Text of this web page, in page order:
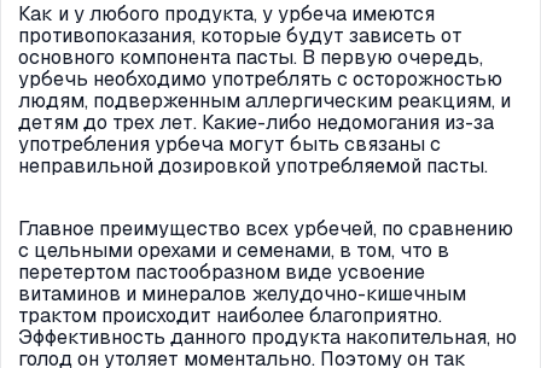
Как и у любого продукта, у урбеча имеются
противопоказания, которые будут зависеть от
основного компонента пасты. В первую очередь,
урбечь необходимо употреблять с осторожностью
людям, подверженным аллергическим реакциям, и
детям до трех лет. Какие-либо недомогания из-за
употребления урбеча могут быть связаны с
неправильной дозировкой употребляемой пасты.
Главное преимущество всех урбечей, по сравнению
с цельными орехами и семенами, в том, что в
перетертом пастообразном виде усвоение
витаминов и минералов желудочно-кишечным
трактом происходит наиболее благоприятно.
Эффективность данного продукта накопительная, но
голод он утоляет моментально. Поэтому он так